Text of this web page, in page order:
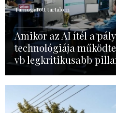
Támogatott tartalom
Amikor az AI ítél a
technológiája
vb legkritikusabb